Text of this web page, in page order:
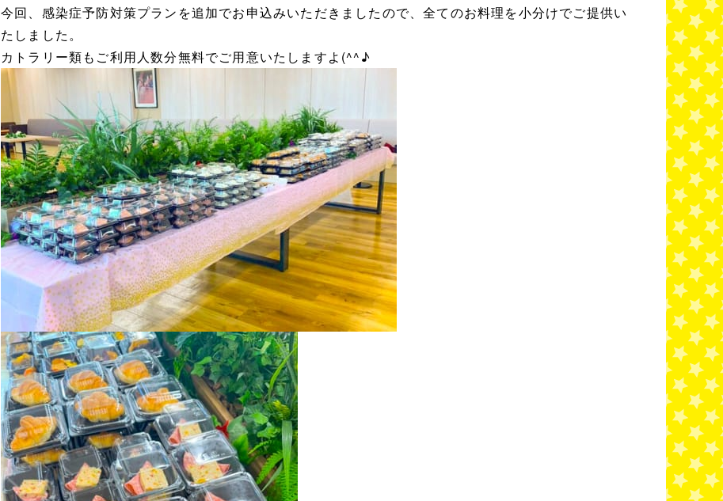
今回、感染症予防対策プランを追加でお申込みいただきましたので、全てのお料理を小分けでご提供い
たしました。
カトラリー類もご利用人数分無料でご用意いたしますよ(^^♪